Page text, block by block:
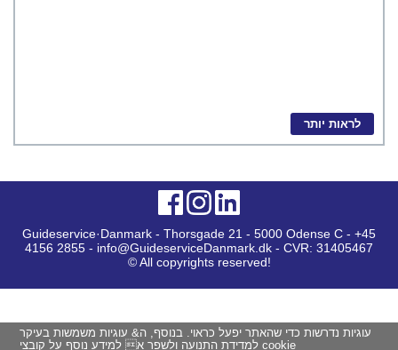
לראות יותר
Guideservice·Danmark - Thorsgade 21 - 5000 Odense C - +45
4156 2855 - info@GuideserviceDanmark.dk - CVR: 31405467
© All copyrights reserved!
עוגיות נדרשות כדי שהאתר יפעל כראוי. בנוסף, ה& עוגיות משמשות בעיקר
למדידת התנועה ולשפר א למידע נוסף על קובצי cookie